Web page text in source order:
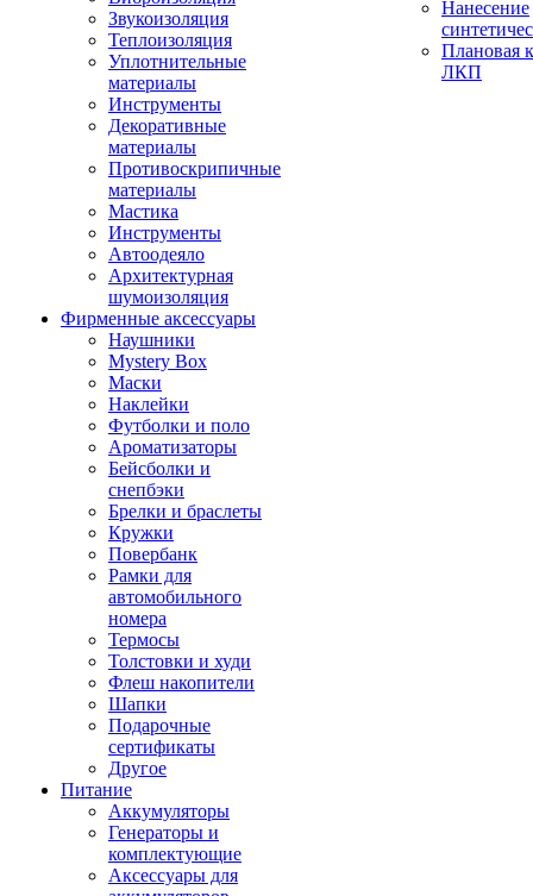
Звукоизоляция
Теплоизоляция
Уплотнительные
материалы
Инструменты
Декоративные
материалы
Противоскрипичные
материалы
Мастика
Инструменты
Автоодеяло
Архитектурная
шумоизоляция
Фирменные аксессуары
Наушники
Mystery Box
Маски
Наклейки
Футболки и поло
Ароматизаторы
Бейсболки и
снепбэки
Брелки и браслеты
Кружки
Повербанк
Рамки для
автомобильного
номера
Термосы
Толстовки и худи
Флеш накопители
Шапки
Подарочные
сертификаты
Другое
Питание
Аккумуляторы
Генераторы и
комплектующие
Аксессуары для
Нанесение
Плановая
ЛКП